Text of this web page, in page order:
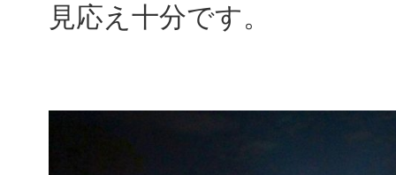
見応え十分です。